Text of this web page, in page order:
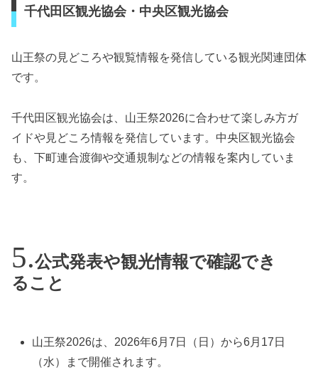
千代田区観光協会・中央区観光協会
山王祭の見どころや観覧情報を発信している観光関連団体
です。
千代田区観光協会は、山王祭2026に合わせて楽しみ方ガ
イドや見どころ情報を発信しています。中央区観光協会
も、下町連合渡御や交通規制などの情報を案内していま
す。
公式発表や観光情報で確認でき
ること
山王祭2026は、2026年6月7日（日）から6月17日
（水）まで開催されます。